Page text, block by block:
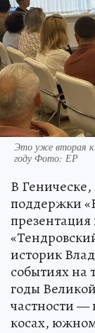
Это уже вторая
году Фото: ЕР
В
поддержки
историк
событиях на
годы
частности —
косах,